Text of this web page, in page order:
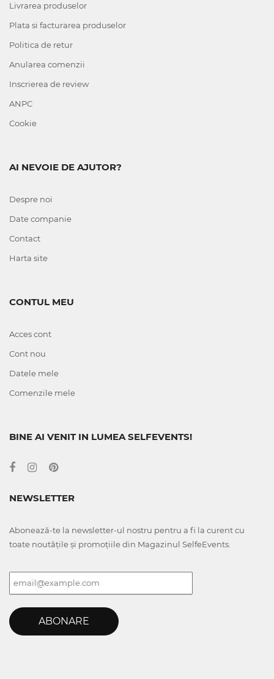
Livrarea produselor
Plata si facturarea produselor
Politica de retur
Anularea comenzii
Inscrierea de review
ANPC
Cookie
AI NEVOIE DE AJUTOR?
Despre noi
Date companie
Contact
Harta site
CONTUL MEU
Acces cont
Cont nou
Datele mele
Comenzile mele
BINE AI VENIT IN LUMEA SELFEVENTS!
NEWSLETTER
Abonează-te la newsletter-ul nostru pentru a fi la curent cu
toate noutățile și promoțiile din Magazinul SelfeEvents.
ABONARE